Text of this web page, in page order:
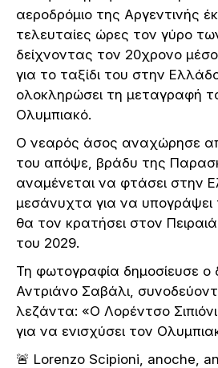
αεροδρόμιο της Αργεντινής
τελευταίες ώρες τον γύρο
δείχνοντας τον 20χρονο
για το ταξίδι του στην
ολοκληρώσει τη μεταγραφή
Ολυμπιακό.
Ο νεαρός άσος αναχώρησε
του απόψε, βράδυ της
αναμένεται να φτάσει στην
μεσάνυχτα για να υπογράψει
θα τον κρατήσει στον
του 2029.
Τη φωτογραφία δημοσίευσε ο
Αντριάνο Σαβάλι,
λεζάντα: «Ο Λορέντσο
για να ενισχύσει τον
🚨 Lorenzo Scipioni, anoche,